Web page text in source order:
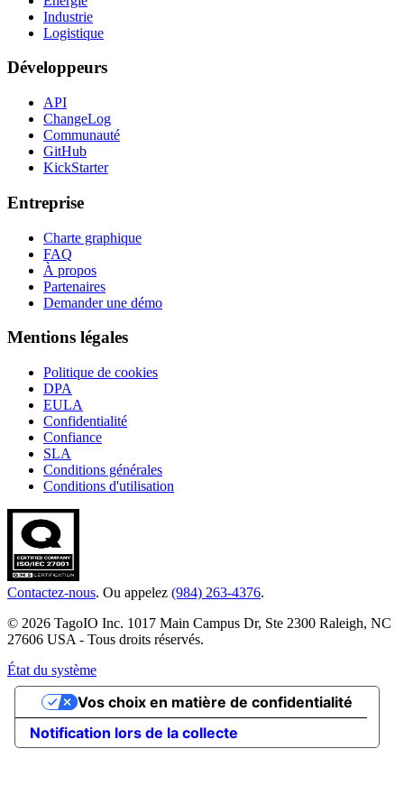
Industrie
Logistique
Développeurs
API
ChangeLog
Communauté
GitHub
KickStarter
Entreprise
Charte graphique
FAQ
À propos
Partenaires
Demander une démo
Mentions légales
Politique de cookies
DPA
EULA
Confidentialité
Confiance
SLA
Conditions générales
Conditions d'utilisation
Contactez-nous. Ou appelez (984) 263-4376.
© 2026 TagoIO Inc. 1017 Main Campus Dr, Ste 2300 Raleigh, NC
27606 USA - Tous droits réservés.
État du système
Notification lors de la collecte
Vos choix en matière de confidentialité